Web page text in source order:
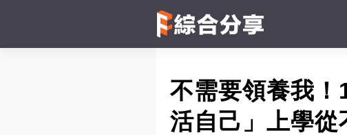
不需要領養我
活自己」上學從